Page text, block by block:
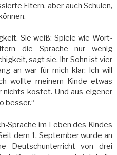
Eltern, aber auch Schulen,
Sie weiß: Spiele wie Wort-
die Sprache nur wenig
sagt sie. Ihr Sohn ist vier
an war für mich klar: Ich will
wollte meinem Kinde etwas
nichts kostet. Und aus eigener
besser.“
Sprache im Leben des Kindes
dem 1. September wurde an
Deutschunterricht von drei